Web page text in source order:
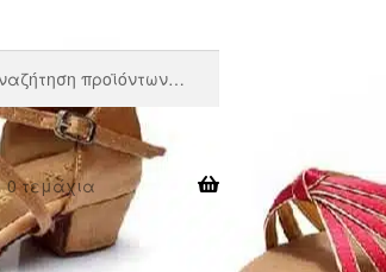
0 τεμάχια